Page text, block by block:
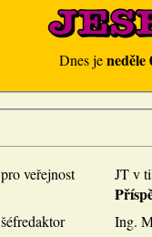
Dnes jeneděle
pro veřejnost JT v
šéfredaktor
Ing.